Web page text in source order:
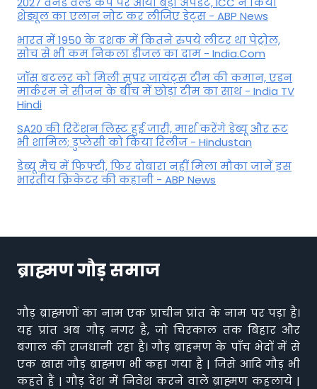
शेड्यूल का एलान नोट कर लीजिए डेट्स - ABP News
भारत में 1950 के दशक में कितने रुपये लीटर था पेट्रोल,
सोच से भी कम निकला डीजल का दाम - India.Com
जॉस बटलर को मिली सुपर जायंट्स टीम की कमान, एडन
मार्करम ने सीजन के बीच में छोड़ा टीम का साथ - India TV
Hindi
SA20 की रिटेंशन लिस्ट हुई जारी, मार्श करेंगे डेब्यू और रूट
भी शामिल; डुप्लेसी को किया रिलीज - Hindustan
डेब्यू मैच में फिफ्टी, फिर दोबारा नहीं मिला मौका जानें इस
भारतीय क्रिकेटर की कहानी - ABP News
ब्राह्मण गौड़ समाज
गौड़ ब्राह्मणों का नाम एक प्राचीन प्रांत के नाम पर पड़ा है।
यह प्रांत अब गौड़ नगर है, जो चिरकाल तक बिहार और
बंगाल की राजधानी रहा है। गौड़ ब्राहमण के पाँच भेदों में से
एक खास गौड़ ब्राह्मण भी कहा गया है | जिसे आदि गौड़ भी
कहते हैं | गौड़ देश में निवेश करने वाले ब्राह्मण कहलाये |